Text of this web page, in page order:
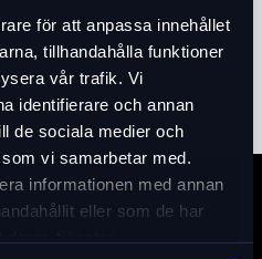
för att anpassa innehållet
tillhandahålla funktioner
vår trafik. Vi
identifierare och annan
de sociala medier och
vi samarbetar med.
informationen med annan
eller som de har
långt och 10mm i
stålwire.